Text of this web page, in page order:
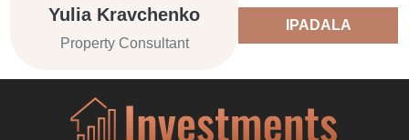
Yulia Kravchenko
Property Consultant
IPADALA